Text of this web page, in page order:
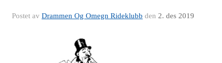
Postet av Drammen Og Omegn Rideklubb den 2. des 2019